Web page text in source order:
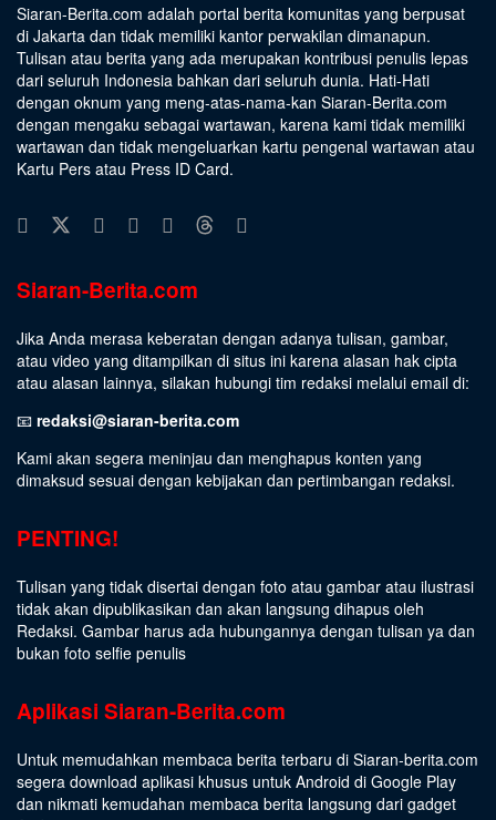
Siaran-Berita.com adalah portal berita komunitas yang berpusat
di Jakarta dan tidak memiliki kantor perwakilan dimanapun.
Tulisan atau berita yang ada merupakan kontribusi penulis lepas
dari seluruh Indonesia bahkan dari seluruh dunia. Hati-Hati
dengan oknum yang meng-atas-nama-kan Siaran-Berita.com
dengan mengaku sebagai wartawan, karena kami tidak memiliki
wartawan dan tidak mengeluarkan kartu pengenal wartawan atau
Kartu Pers atau Press ID Card.
Siaran-Berita.com
Jika Anda merasa keberatan dengan adanya tulisan, gambar,
atau video yang ditampilkan di situs ini karena alasan hak cipta
atau alasan lainnya, silakan hubungi tim redaksi melalui email di:
📧 redaksi@siaran-berita.com
Kami akan segera meninjau dan menghapus konten yang
dimaksud sesuai dengan kebijakan dan pertimbangan redaksi.
PENTING!
Tulisan yang tidak disertai dengan foto atau gambar atau ilustrasi
tidak akan dipublikasikan dan akan langsung dihapus oleh
Redaksi. Gambar harus ada hubungannya dengan tulisan ya dan
bukan foto selfie penulis
Aplikasi Siaran-Berita.com
Untuk memudahkan membaca berita terbaru di Siaran-berita.com
segera download aplikasi khusus untuk Android di Google Play
dan nikmati kemudahan membaca berita langsung dari gadget